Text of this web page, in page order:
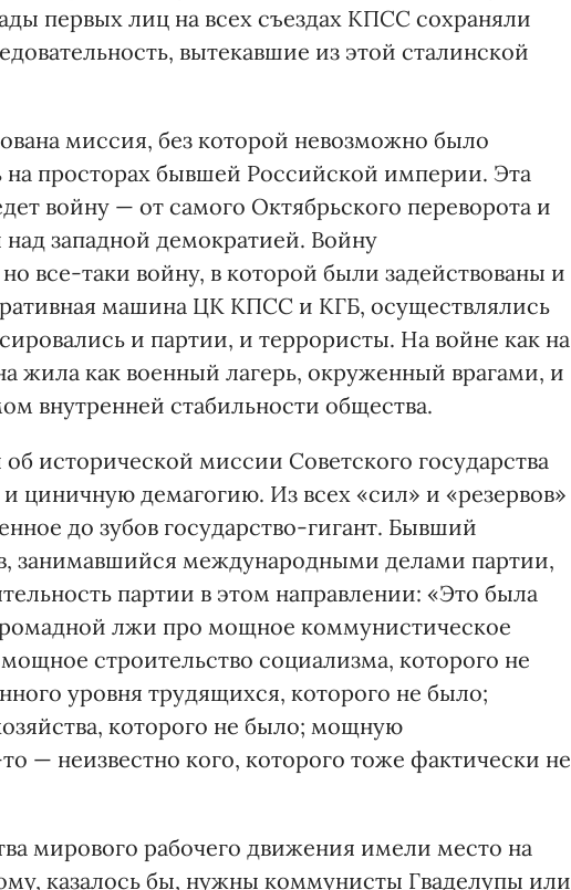
первых лиц на всех съездах КПСС сохраняли
вытекавшие из этой сталинской
миссия, без которой невозможно было
на просторах бывшей Российской империи. Эта
войну — от самого Октябрьского переворота и
западной демократией. Войну
все-таки войну, в которой были задействованы и
машина ЦК КПСС и КГБ, осуществлялись
и партии, и террористы. На войне как на
жила как военный лагерь, окруженный врагами, и
внутренней стабильности общества.
исторической миссии Советского государства
циничную демагогию. Из всех «сил» и «резервов»
до зубов государство-гигант. Бывший
занимавшийся международными делами партии,
партии в этом направлении: «Это была
лжи про мощное коммунистическое
строительство социализма, которого не
уровня трудящихся, которого не было;
которого не было; мощную
— неизвестно кого, которого тоже фактически не
мирового рабочего движения имели место на
казалось бы, нужны коммунисты Гваделупы или